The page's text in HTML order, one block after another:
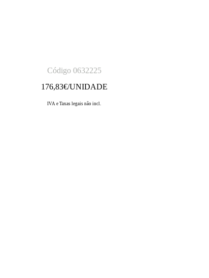
Código 0632225
176,83€/UNIDADE
IVA e Taxas legais não incl.